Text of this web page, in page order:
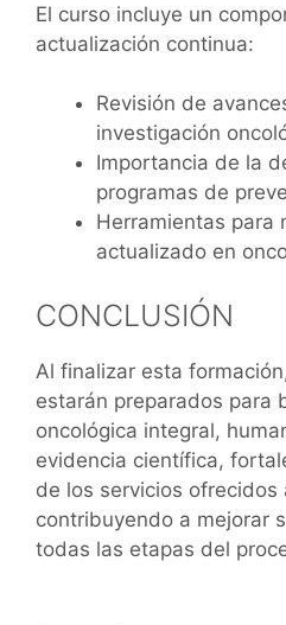
El curso incluye un
actualización continua:
Revisión de
investigación
Importancia de la
programas de
Herramientas para
actualizado en
CONCLUSIÓN
Al finalizar esta
estarán preparados para
oncológica integral,
evidencia científica,
de los servicios ofrecidos
contribuyendo a mejorar
todas las etapas del